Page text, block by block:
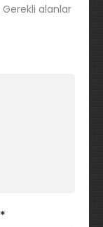
Gerekli alanlar
*